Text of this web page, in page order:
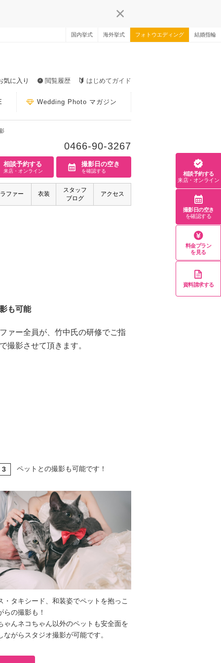
国内挙式 海外挙式 フォトウエディング 結婚指輪
気に入り 閲覧履歴 はじめてガイド
Wedding Photo マガジン
0466-90-3267
相談予約する
来店・オンライン
撮影日の空き
を確認する
ファー 衣装
スタッフ
ブログ
アクセス
も可能
ァー全員が、竹中氏の研修でご指
撮影させて頂きます。
3 ペットとの撮影も可能です！
・タキシード、和装姿でペットを抱っこ
らの撮影も！
ゃんネコちゃん以外のペットも安全面を
ながらスタジオ撮影が可能です。
相談予約する
来店・オンライン
撮影日の空き
を確認する
料金プラン
を見る
資料請求する